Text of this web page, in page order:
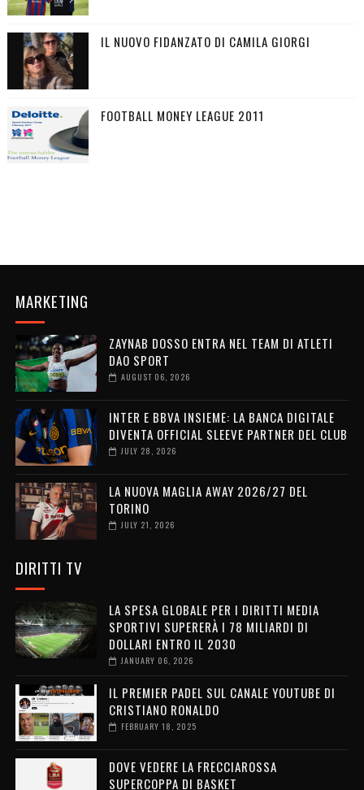
IL NUOVO FIDANZATO DI CAMILA GIORGI
FOOTBALL MONEY LEAGUE 2011
MARKETING
ZAYNAB DOSSO ENTRA NEL TEAM DI ATLETI
DAO SPORT
AUGUST 06, 2026
INTER E BBVA INSIEME: LA BANCA DIGITALE
DIVENTA OFFICIAL SLEEVE PARTNER DEL CLUB
JULY 28, 2026
LA NUOVA MAGLIA AWAY 2026/27 DEL
TORINO
JULY 21, 2026
DIRITTI TV
LA SPESA GLOBALE PER I DIRITTI MEDIA
SPORTIVI SUPERERÀ I 78 MILIARDI DI
DOLLARI ENTRO IL 2030
JANUARY 06, 2026
IL PREMIER PADEL SUL CANALE YOUTUBE DI
CRISTIANO RONALDO
FEBRUARY 18, 2025
DOVE VEDERE LA FRECCIAROSSA
SUPERCOPPA DI BASKET